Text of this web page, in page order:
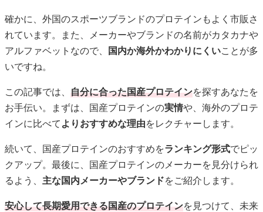
確かに、外国のスポーツブランドのプロテインもよく市販さ
れています。また、メーカーやブランドの名前がカタカナや
アルファベットなので、 国内か海外かわかりにくいことが多
いですね。
この記事では、 自分に合った国産プロテインを探すあなたを
お手伝い。まずは、国産プロテインの実情や、海外のプロテ
インに比べて よりおすすめな理由をレクチャーします。
続いて、国産プロテインのおすすめをランキング形式でピッ
クアップ。最後に、国産プロテインのメーカーを見分けられ
るよう、 主な国内メーカーやブランドをご紹介します。
安心して長期愛用できる国産のプロテインを見つけて、未来